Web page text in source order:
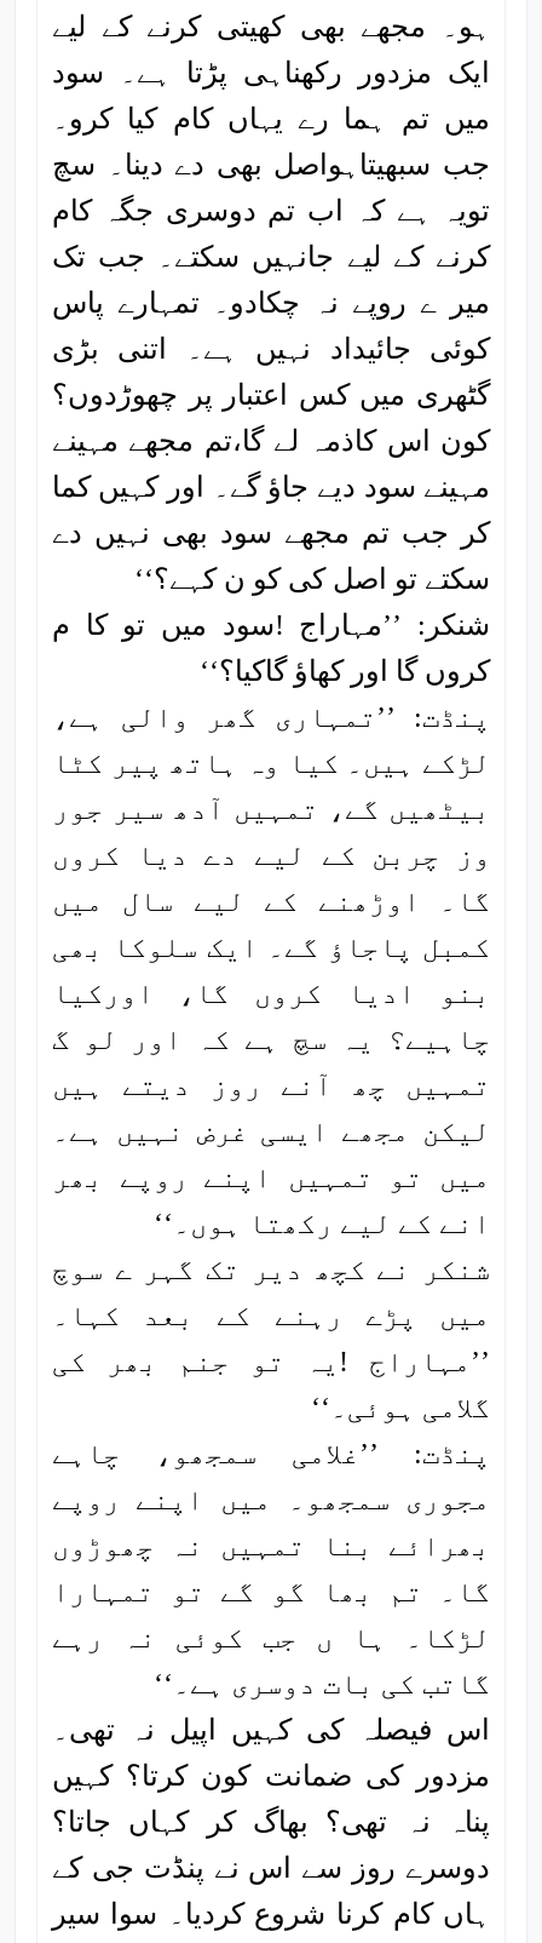
ہو۔ مجھے بھی کھیتی کرنے کے لیے
ایک مزدور رکھناہی پڑتا ہے۔ سود
میں تم ہما رے یہاں کام کیا کرو۔
جب سبھیتاہواصل بھی دے دینا۔ سچ
تویہ ہے کہ اب تم دوسری جگہ کام
کرنے کے لیے جانہیں سکتے۔ جب تک
میر ے روپے نہ چکادو۔ تمہارے پاس
کوئی جائیداد نہیں ہے۔ اتنی بڑی
گٹھری میں کس اعتبار پر چھوڑدوں؟
کون اس کاذمہ لے گا،تم مجھے مہینے
مہینے سود دیے جاؤ گے۔ اور کہیں کما
کر جب تم مجھے سود بھی نہیں دے
سکتے تو اصل کی کو ن کہے؟‘‘
شنکر: ’’مہاراج !سود میں تو کا م
کروں گا اور کھاؤ گاکیا؟‘‘
پنڈت: ’’تمہاری گھر والی ہے،
لڑکے ہیں۔ کیا وہ ہاتھ پیر کٹا
بیٹھیں گے، تمہیں آدھ سیر جور
وز چربن کے لیے دے دیا کروں
گا۔ اوڑھنے کے لیے سال میں
کمبل پاجاؤ گے۔ ایک سلوکا بھی
بنو ادیا کروں گا، اورکیا
چاہیے؟ یہ سچ ہے کہ اور لو گ
تمہیں چھ آنے روز دیتے ہیں
لیکن مجھے ایسی غرض نہیں ہے۔
میں تو تمہیں اپنے روپے بھر
انے کے لیے رکھتا ہوں۔‘‘
شنکر نے کچھ دیر تک گہر ے سوچ
میں پڑے رہنے کے بعد کہا۔
’’مہاراج !یہ تو جنم بھر کی
گلامی ہوئی۔‘‘
پنڈت: ’’غلامی سمجھو، چاہے
مجوری سمجھو۔ میں اپنے روپے
بھرائے بنا تمہیں نہ چھوڑوں
گا۔ تم بھا گو گے تو تمہارا
لڑکا۔ ہا ں جب کوئی نہ رہے
گاتب کی بات دوسری ہے۔‘‘
اس فیصلہ کی کہیں اپیل نہ تھی۔
مزدور کی ضمانت کون کرتا؟ کہیں
پناہ نہ تھی؟ بھاگ کر کہاں جاتا؟
دوسرے روز سے اس نے پنڈت جی کے
ہاں کام کرنا شروع کردیا۔ سوا سیر